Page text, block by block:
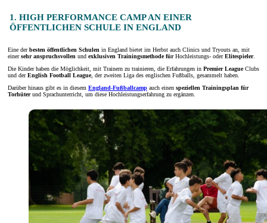
1. HIGH PERFORMANCE CAMP AN EINER
ÖFFENTLICHEN SCHULE IN ENGLAND
Eine derbesten öffentlichen Schulen in England bietet im Herbst auch Clinics und Tryouts an, mit
einersehr anspruchsvollen und exklusiven Trainingsmethode fürHochleistungs- oderElitespieler.
Die Kinder haben die Möglichkeit, mit Trainern zu trainieren, die Erfahrungen in Premier LeagueClubs
und derEnglish Football League, der zweiten Liga des englischen Fußballs, gesammelt haben.
Darüber hinaus gibt es in diesem England-Fußballcamp auch einen speziellen Trainingsplan für
Torhüterund Sprachunterricht, um diese Hochleistungserfahrung zu ergänzen.